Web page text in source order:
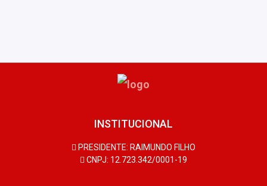
INSTITUCIONAL
PRESIDENTE: RAIMUNDO FILHO
CNPJ: 12.723.342/0001-19